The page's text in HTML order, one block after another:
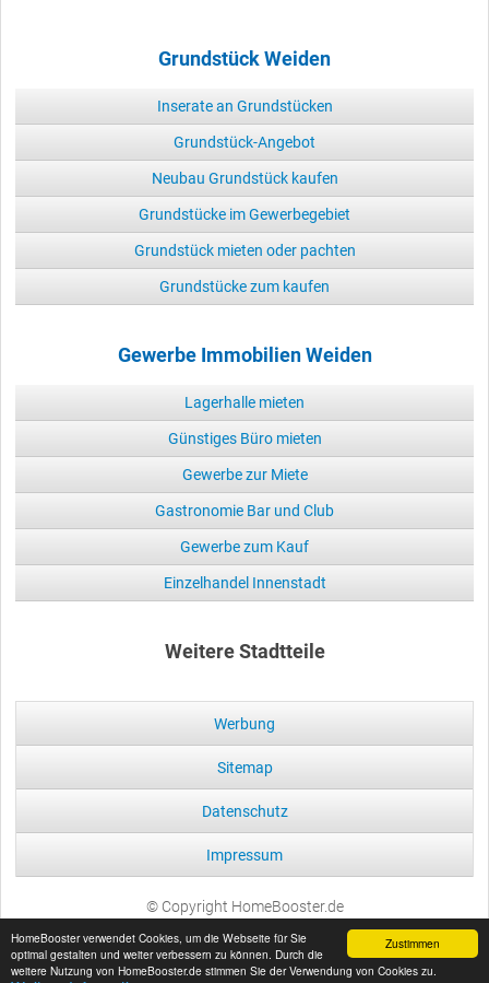
Zustimmen
HomeBooster verwendet Cookies, um die Webseite für Sie
optimal gestalten und weiter verbessern zu können. Durch die
weitere Nutzung von HomeBooster.de stimmen Sie der Verwendung von Cookies zu.
Grundstück Weiden
Inserate an Grundstücken
Grundstück-Angebot
Neubau Grundstück kaufen
Grundstücke im Gewerbegebiet
Grundstück mieten oder pachten
Grundstücke zum kaufen
Gewerbe Immobilien Weiden
Lagerhalle mieten
Günstiges Büro mieten
Gewerbe zur Miete
Gastronomie Bar und Club
Gewerbe zum Kauf
Einzelhandel Innenstadt
Weitere Stadtteile
Werbung
Sitemap
Datenschutz
Impressum
© Copyright HomeBooster.de